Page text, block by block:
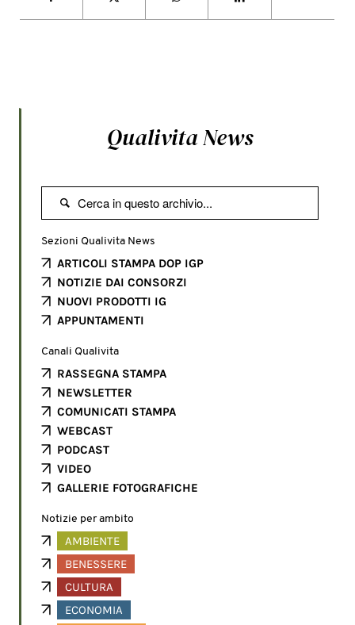
Qualivita News

Sezioni Qualivita News
ARTICOLI STAMPA DOP IGP
NOTIZIE DAI CONSORZI
NUOVI PRODOTTI IG
APPUNTAMENTI
Canali Qualivita
RASSEGNA STAMPA
NEWSLETTER
COMUNICATI STAMPA
WEBCAST
PODCAST
VIDEO
GALLERIE FOTOGRAFICHE
Notizie per ambito
AMBIENTE
BENESSERE
CULTURA
ECONOMIA